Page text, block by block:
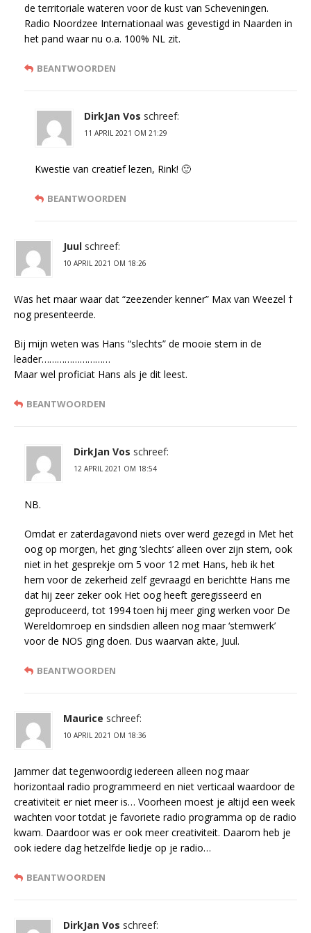
de territoriale wateren voor de kust van Scheveningen.
Radio Noordzee Internationaal was gevestigd in Naarden in
het pand waar nu o.a. 100% NL zit.
BEANTWOORDEN
DirkJan Vos schreef:
11 APRIL 2021 OM 21:29
Kwestie van creatief lezen, Rink! 🙂
BEANTWOORDEN
Juul schreef:
10 APRIL 2021 OM 18:26
Was het maar waar dat “zeezender kenner” Max van Weezel †
nog presenteerde.
Bij mijn weten was Hans “slechts” de mooie stem in de
leader………………………
Maar wel proficiat Hans als je dit leest.
BEANTWOORDEN
DirkJan Vos schreef:
12 APRIL 2021 OM 18:54
NB.
Omdat er zaterdagavond niets over werd gezegd in Met het
oog op morgen, het ging ‘slechts’ alleen over zijn stem, ook
niet in het gesprekje om 5 voor 12 met Hans, heb ik het
hem voor de zekerheid zelf gevraagd en berichtte Hans me
dat hij zeer zeker ook Het oog heeft geregisseerd en
geproduceerd, tot 1994 toen hij meer ging werken voor De
Wereldomroep en sindsdien alleen nog maar ‘stemwerk’
voor de NOS ging doen. Dus waarvan akte, Juul.
BEANTWOORDEN
Maurice schreef:
10 APRIL 2021 OM 18:36
Jammer dat tegenwoordig iedereen alleen nog maar
horizontaal radio programmeerd en niet verticaal waardoor de
creativiteit er niet meer is… Voorheen moest je altijd een week
wachten voor totdat je favoriete radio programma op de radio
kwam. Daardoor was er ook meer creativiteit. Daarom heb je
ook iedere dag hetzelfde liedje op je radio…
BEANTWOORDEN
DirkJan Vos schreef: